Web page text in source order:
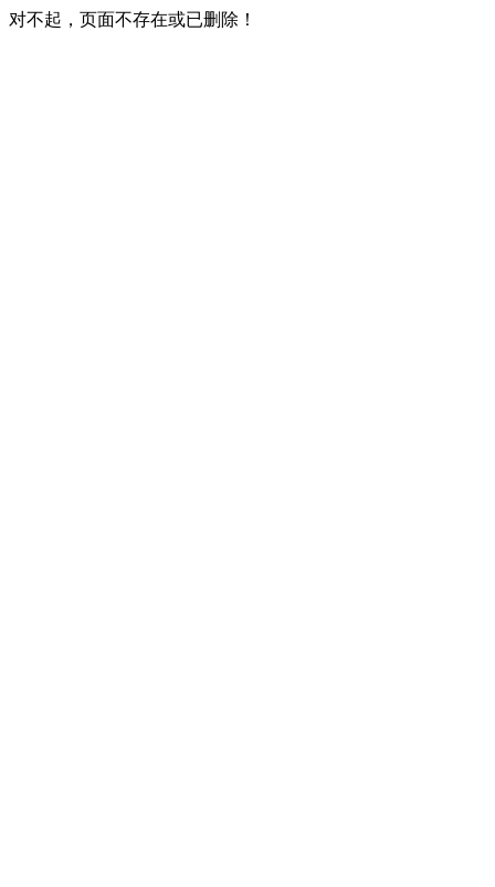
对不起，页面不存在或已删除！